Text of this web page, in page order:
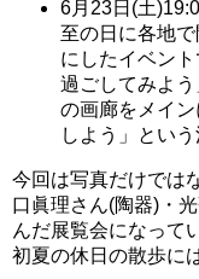
6月23日(土
至の日に各地
にしたイベン
過ごしてみよ
の画廊をメイ
しよう」とい
今回は写真だけでは
口眞理さん(陶器)・
んだ展覧会になって
初夏の休日の散歩に